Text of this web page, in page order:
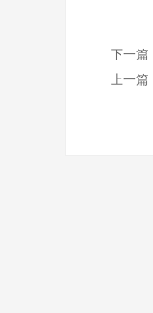
下一篇
上一篇